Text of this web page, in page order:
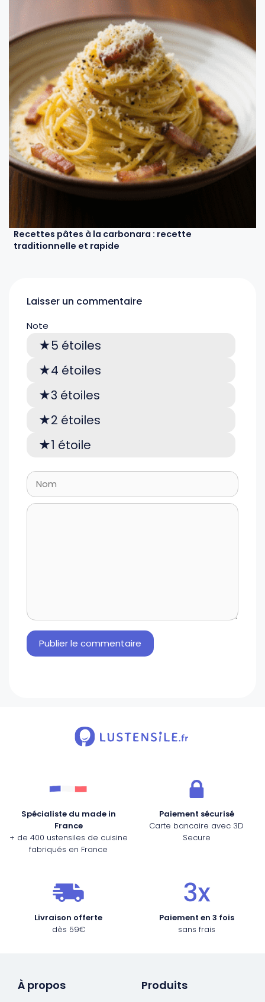
Recettes pâtes à la carbonara : recette
traditionnelle et rapide
Laisser un commentaire
Note
5 étoiles
4 étoiles
3 étoiles
2 étoiles
1 étoile
Spécialiste du made in
France
+ de 400 ustensiles de cuisine
fabriqués en France
Paiement sécurisé
Carte bancaire avec 3D
Secure
Livraison offerte
dès 59€
Paiement en 3 fois
sans frais
À propos Produits